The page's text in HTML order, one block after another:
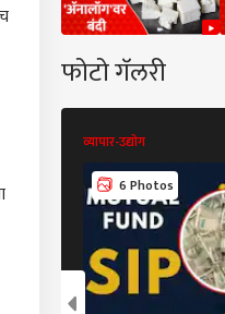
फोटो गॅलरी
व्यापार-उद्योग
6 Photos